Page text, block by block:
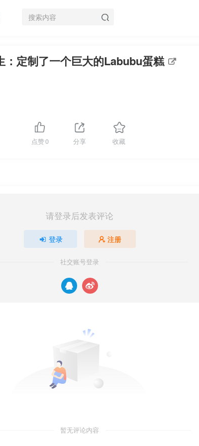
：定制了一个巨大的Labubu蛋糕
点赞0 分享 收藏
请登录后发表评论
登录 注册
社交账号登录
暂无评论内容